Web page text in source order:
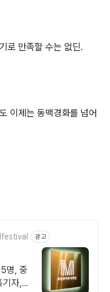
로 만족할 수는 없딘.
이제는 동맥경화를 넘어
광고
명, 중